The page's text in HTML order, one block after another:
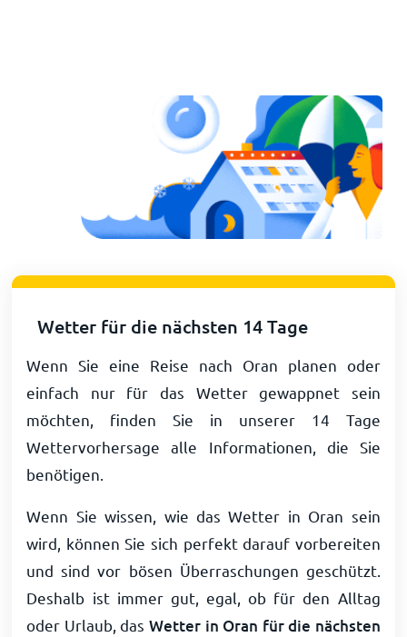
Wetter für die nächsten 14 Tage
Wenn Sie eine Reise nach Oran planen oder
einfach nur für das Wetter gewappnet sein
möchten, finden Sie in unserer 14 Tage
Wettervorhersage alle Informationen, die Sie
benötigen.
Wenn Sie wissen, wie das Wetter in Oran sein
wird, können Sie sich perfekt darauf vorbereiten
und sind vor bösen Überraschungen geschützt.
Deshalb ist immer gut, egal, ob für den Alltag
oder Urlaub, das Wetter in Oran für die nächsten